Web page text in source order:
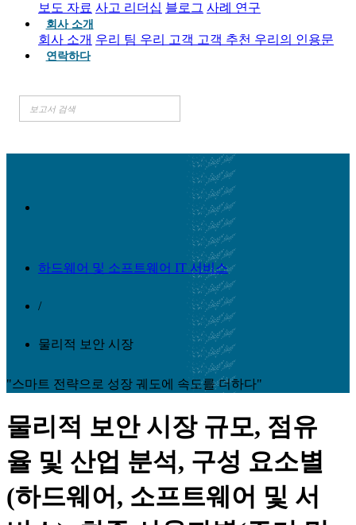
보도 자료 사고 리더십 블로그 사례 연구
회사 소개
회사 소개 우리 팀 우리 고객 고객 추천 우리의 인용문
연락하다
하드웨어 및 소프트웨어 IT 서비스
/
물리적 보안 시장
"스마트 전략으로 성장 궤도에 속도를 더하다"
물리적 보안 시장 규모, 점유
율 및 산업 분석, 구성 요소별
(하드웨어, 소프트웨어 및 서